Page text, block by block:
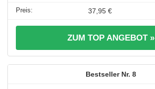
37,95 €
ZUM TOP ANGEBOT »
8